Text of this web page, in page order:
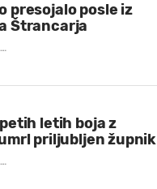
presojalo posle iz
Štrancarja
letih boja z
priljubljen župnik